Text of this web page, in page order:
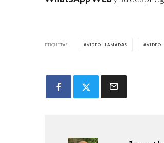
ETIQUETAS VIDEOLLAMADAS